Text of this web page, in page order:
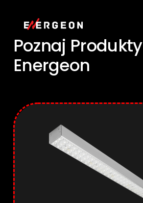
contentPoznaj Produkty
Energeon